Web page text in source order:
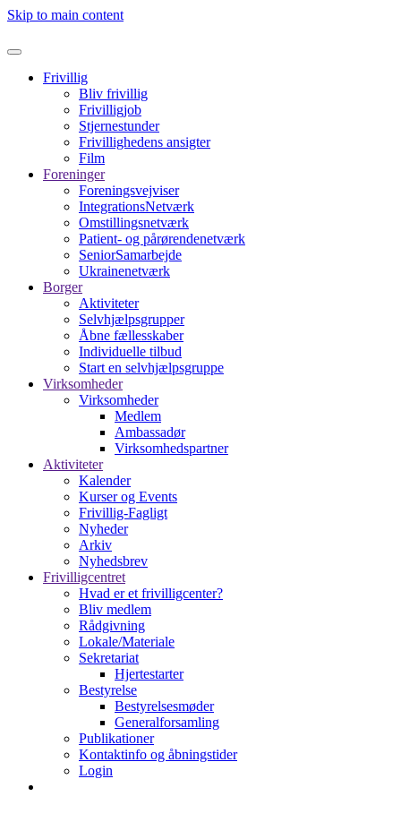
Skip to main content
Frivillig
Bliv frivillig
Frivilligjob
Stjernestunder
Frivillighedens ansigter
Film
Foreninger
Foreningsvejviser
IntegrationsNetværk
Omstillingsnetværk
Patient- og pårørendenetværk
SeniorSamarbejde
Ukrainenetværk
Borger
Aktiviteter
Selvhjælpsgrupper
Åbne fællesskaber
Individuelle tilbud
Start en selvhjælpsgruppe
Virksomheder
Virksomheder
Medlem
Ambassadør
Virksomhedspartner
Aktiviteter
Kalender
Kurser og Events
Frivillig-Fagligt
Nyheder
Arkiv
Nyhedsbrev
Frivilligcentret
Hvad er et frivilligcenter?
Bliv medlem
Rådgivning
Lokale/Materiale
Sekretariat
Hjertestarter
Bestyrelse
Bestyrelsesmøder
Generalforsamling
Publikationer
Kontaktinfo og åbningstider
Login